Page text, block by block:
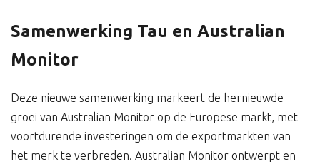
Samenwerking Tau en Australian
Monitor
Deze nieuwe samenwerking markeert de hernieuwde
groei van Australian Monitor op de Europese markt, met
voortdurende investeringen om de exportmarkten van
het merk te verbreden. Australian Monitor ontwerpt en